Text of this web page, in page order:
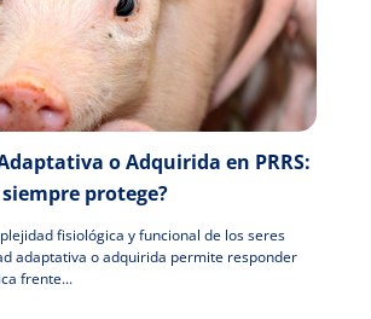
o Adquirida en PRRS:
protege?
fisiológica y funcional de los seres
adaptativa o adquirida permite responder
frente...